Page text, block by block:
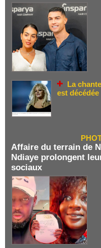
La
est décédée
Affaire du terrain de
Ndiaye prolongent
sociaux